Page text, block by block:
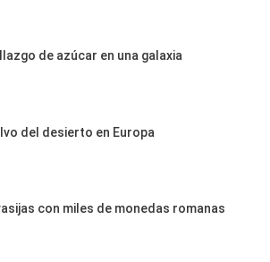
de azúcar en una galaxia
del desierto en Europa
con miles de monedas romanas